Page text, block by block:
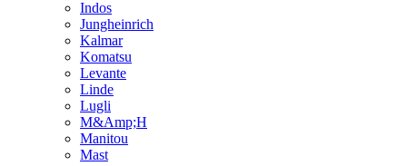
Indos
Jungheinrich
Kalmar
Komatsu
Levante
Linde
Lugli
M&Amp;H
Manitou
Mast